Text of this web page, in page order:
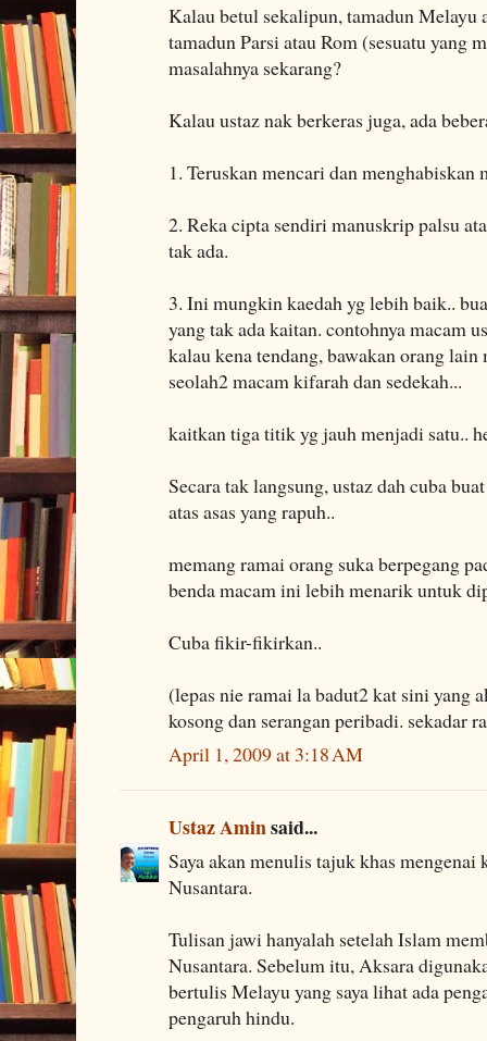
Kalau betul sekalipun, tamadun Melayu
tamadun Parsi atau Rom (sesuatu yang
masalahnya sekarang?
Kalau ustaz nak berkeras juga, ada
1. Teruskan mencari dan menghabiskan
2. Reka cipta sendiri manuskrip palsu
tak ada.
3. Ini mungkin kaedah yg lebih baik..
yang tak ada kaitan. contohnya macam
kalau kena tendang, bawakan orang lain
seolah2 macam kifarah dan sedekah...
kaitkan tiga titik yg jauh menjadi satu..
Secara tak langsung, ustaz dah cuba
atas asas yang rapuh..
memang ramai orang suka berpegang
benda macam ini lebih menarik untuk
Cuba fikir-fikirkan..
(lepas nie ramai la badut2 kat sini yang
kosong dan serangan peribadi. sekadar
April 1, 2009 at 3:18 AM
Ustaz Aminsaid...
Saya akan menulis tajuk khas mengenai
Nusantara.
Tulisan jawi hanyalah setelah Islam
Nusantara. Sebelum itu, Aksara
bertulis Melayu yang saya lihat ada
pengaruh hindu.